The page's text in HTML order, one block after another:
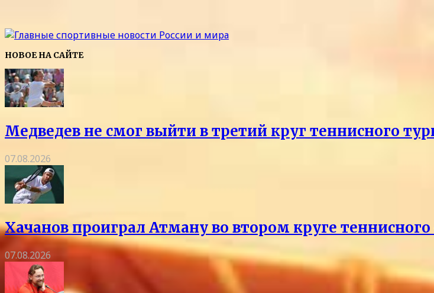
НОВОЕ НА САЙТЕ
Медведев не смог выйти в третий круг теннисного
07.08.2026
Хачанов проиграл Атману во втором круге
07.08.2026